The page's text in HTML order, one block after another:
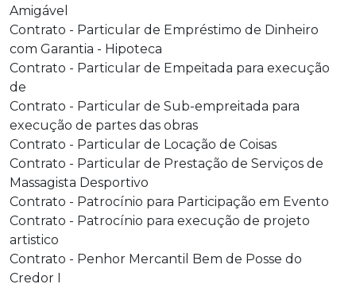
Amigável
Contrato - Particular de Empréstimo de Dinheiro
com Garantia - Hipoteca
Contrato - Particular de Empeitada para execução
de
Contrato - Particular de Sub-empreitada para
execução de partes das obras
Contrato - Particular de Locação de Coisas
Contrato - Particular de Prestação de Serviços de
Massagista Desportivo
Contrato - Patrocínio para Participação em Evento
Contrato - Patrocínio para execução de projeto
artistico
Contrato - Penhor Mercantil Bem de Posse do
Credor I